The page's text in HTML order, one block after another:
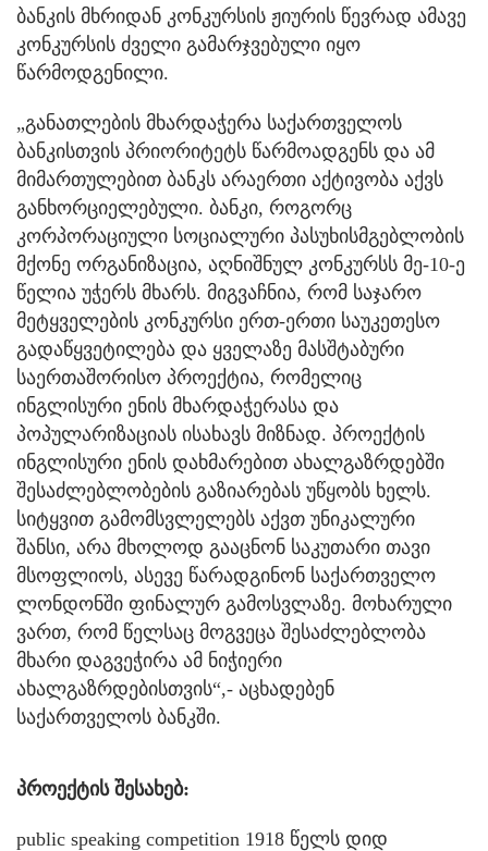
ბანკის მხრიდან კონკურსის ჟიურის წევრად ამავე
კონკურსის ძველი გამარჯვებული იყო
წარმოდგენილი.
„განათლების მხარდაჭერა საქართველოს
ბანკისთვის პრიორიტეტს წარმოადგენს და ამ
მიმართულებით ბანკს არაერთი აქტივობა აქვს
განხორციელებული. ბანკი, როგორც
კორპორაციული სოციალური პასუხისმგებლობის
მქონე ორგანიზაცია, აღნიშნულ კონკურსს მე-10-ე
წელია უჭერს მხარს. მიგვაჩნია, რომ საჯარო
მეტყველების კონკურსი ერთ-ერთი საუკეთესო
გადაწყვეტილება და ყველაზე მასშტაბური
საერთაშორისო პროექტია, რომელიც
ინგლისური ენის მხარდაჭერასა და
პოპულარიზაციას ისახავს მიზნად. პროექტის
ინგლისური ენის დახმარებით ახალგაზრდებში
შესაძლებლობების გაზიარებას უწყობს ხელს.
სიტყვით გამომსვლელებს აქვთ უნიკალური
შანსი, არა მხოლოდ გააცნონ საკუთარი თავი
მსოფლიოს, ასევე წარადგინონ საქართველო
ლონდონში ფინალურ გამოსვლაზე. მოხარული
ვართ, რომ წელსაც მოგვეცა შესაძლებლობა
მხარი დაგვეჭირა ამ ნიჭიერი
ახალგაზრდებისთვის“,- აცხადებენ
საქართველოს ბანკში.
პროექტის შესახებ:
public speaking competition 1918 წელს დიდ